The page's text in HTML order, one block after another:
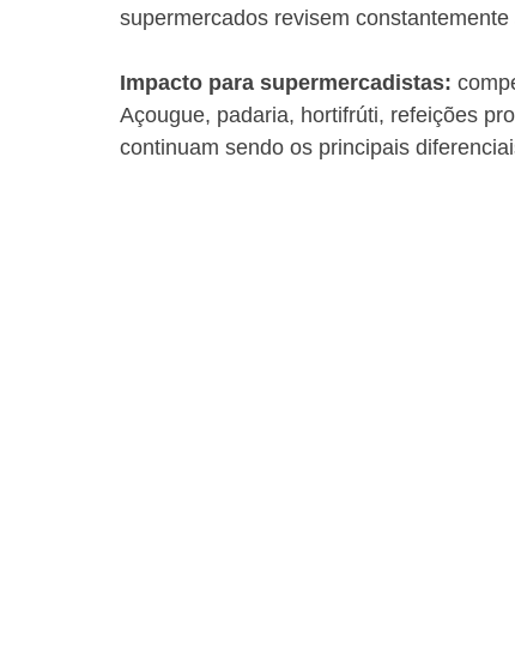
supermercados revisem
Impacto para supermercadistas:
Açougue, padaria, hortifrúti, refeições
continuam sendo os principais